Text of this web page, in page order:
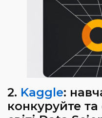
2. Kaggle:
конкуруйте